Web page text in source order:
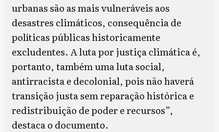
urbanas são as mais vulneráveis aos
desastres climáticos, consequência de
políticas públicas historicamente
excludentes. A luta por justiça climática é,
portanto, também uma luta social,
antirracista e decolonial, pois não haverá
transição justa sem reparação histórica e
redistribuição de poder e recursos”,
destaca o documento.